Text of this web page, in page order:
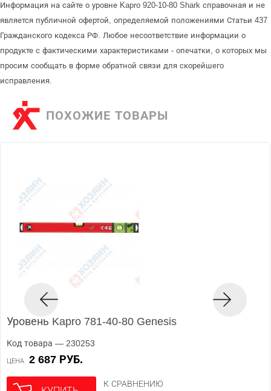
Информация на сайте о уровне Kapro 920-10-80 Shark справочная и не
является публичной офертой, определяемой положениями Статьи 437
Гражданского кодекса РФ. Любое несоответствие информации о
продукте с фактическими характеристиками - опечатки, о которых мы
просим сообщать в форме обратной связи для скорейшего
исправления.
ПОХОЖИЕ ТОВАРЫ
Уровень Kapro 781-40-80 Genesis
Код товара — 230253
ЦЕНА 2 687 РУБ.
К СРАВНЕНИЮ